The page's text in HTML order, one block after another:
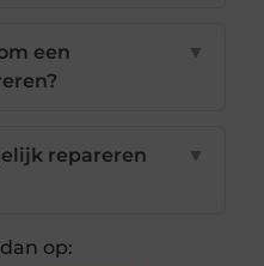
een
▼
repareren
▼
op: